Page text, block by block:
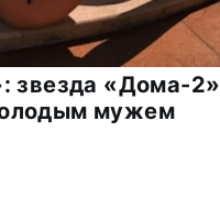
звезда «Дома-2»
мужем